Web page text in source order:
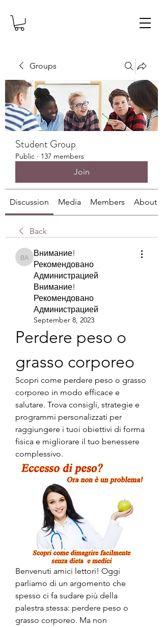
Groups
Student Group
Public · 137 members
Join
Discussion Media Members About
Back
Внимание! Рекомендовано Администрацией
Внимание!
Рекомендовано
Администрацией
Внимание!
Рекомендовано
Администрацией
September 8, 2023
Perdere peso o
grasso corporeo
Scopri come perdere peso o grasso
corporeo in modo efficace e
salutare. Trova consigli, strategie e
programmi personalizzati per
raggiungere i tuoi obiettivi di forma
fisica e migliorare il tuo benessere
complessivo.
Benvenuti amici lettori! Oggi
parliamo di un argomento che
spesso ci fa sudare più della
palestra stessa: perdere peso o
grasso corporeo. Ma non